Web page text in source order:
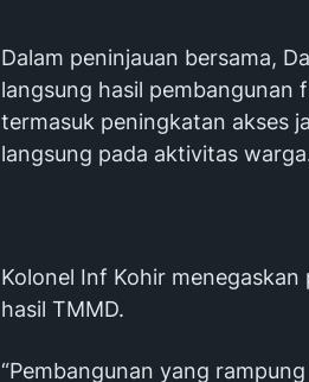
Dalam peninjauan bersama,
langsung hasil pembangunan
termasuk peningkatan akses
langsung pada aktivitas
Kolonel Inf Kohir
hasil TMMD.
“Pembangunan yang